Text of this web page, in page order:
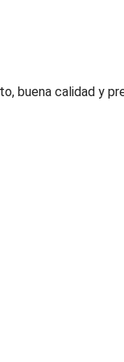
buena calidad y